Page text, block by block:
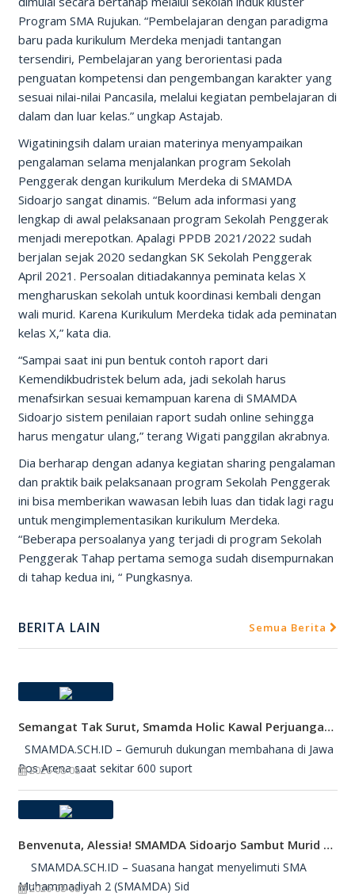
Program SMA Rujukan. “Pembelajaran dengan paradigma
baru pada kurikulum Merdeka menjadi tantangan
tersendiri, Pembelajaran yang berorientasi pada
penguatan kompetensi dan pengembangan karakter yang
sesuai nilai-nilai Pancasila, melalui kegiatan pembelajaran di
dalam dan luar kelas.” ungkap Astajab.
Wigatiningsih dalam uraian materinya menyampaikan
pengalaman selama menjalankan program Sekolah
Penggerak dengan kurikulum Merdeka di SMAMDA
Sidoarjo sangat dinamis. “Belum ada informasi yang
lengkap di awal pelaksanaan program Sekolah Penggerak
menjadi merepotkan. Apalagi PPDB 2021/2022 sudah
berjalan sejak 2020 sedangkan SK Sekolah Penggerak
April 2021. Persoalan ditiadakannya peminata kelas X
mengharuskan sekolah untuk koordinasi kembali dengan
wali murid. Karena Kurikulum Merdeka tidak ada peminatan
kelas X,” kata dia.
“Sampai saat ini pun bentuk contoh raport dari
Kemendikbudristek belum ada, jadi sekolah harus
menafsirkan sesuai kemampuan karena di SMAMDA
Sidoarjo sistem penilaian raport sudah online sehingga
harus mengatur ulang,” terang Wigati panggilan akrabnya.
Dia berharap dengan adanya kegiatan sharing pengalaman
dan praktik baik pelaksanaan program Sekolah Penggerak
ini bisa memberikan wawasan lebih luas dan tidak lagi ragu
untuk mengimplementasikan kurikulum Merdeka.
“Beberapa persoalanya yang terjadi di program Sekolah
Penggerak Tahap pertama semoga sudah disempurnakan
di tahap kedua ini, “ Pungkasnya.
BERITA LAIN Semua Berita
Semangat Tak Surut, Smamda Holic Kawal Perjuangan Tim Basket Smamda Di DBL 2026
SMAMDA.SCH.ID – Gemuruh dukungan membahana di Jawa
Pos Arena saat sekitar 600 suport
2026-08-08
Benvenuta, Alessia! SMAMDA Sidoarjo Sambut Murid Pertukaran Pelajar Dari Italia
SMAMDA.SCH.ID – Suasana hangat menyelimuti SMA
Muhammadiyah 2 (SMAMDA) Sid
2026-08-08